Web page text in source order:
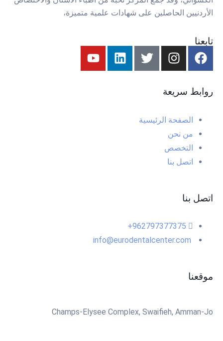
الأردنيين الحاصلين على شهادات علمية متميزة،
تابعنا
روابط سريعة
الصفحة الرئيسية
من نحن
التخصص
اتصل بنا
اتصل بنا
962797377375+
info@eurodentalcenter.com
موقعنا
Champs-Elysee Complex, Swaifieh, Amman-Jo